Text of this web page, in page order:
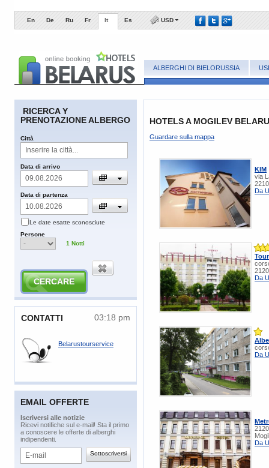
En De Ru Fr It Es USD
ALBERGHI DI BIELORUSSIA
RICERCA Y
PRENOTAZIONE ALBERGO
Сittà
​Data di arrivo
​Data di partenza
​Le date esatte sconosciute
​Persone
1 Notti
​CONTATTI 03:18 pm
Belarustourservice
EMAIL OFFERTE
​Iscriversi alle notizie
​Ricevi notifiche sul e-mail! Sta il primo
a conoscere le offerte di alberghi
indipendenti.
HOTELS A MOGILEV
Guardare sulla mappa
KIM
via
Da
Da
Da
Da